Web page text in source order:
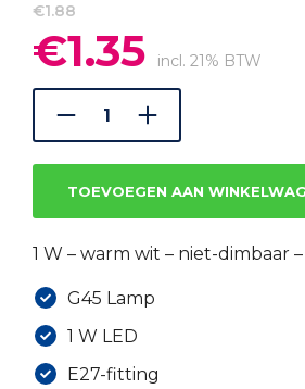
€1.88
Oorspronkelijke
prijs
was:
€1.88.
€1.35prijs
is:
€1.35.
incl. 21% BTW
TOEVOEGEN AAN
1 W – warm wit – niet-dimbaar
G45 Lamp
1 W LED
E27-fitting